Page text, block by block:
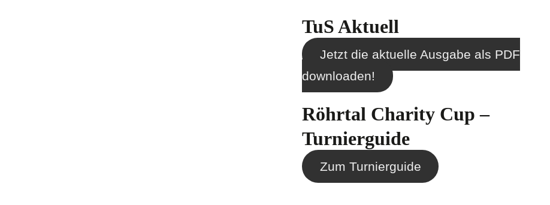
TuS Aktuell
Jetzt die aktuelle Ausgabe als PDF
downloaden!
Röhrtal Charity Cup –
Turnierguide
Zum Turnierguide